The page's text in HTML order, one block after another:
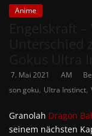
Anime
7. Mai 2021 AM
son goku, Ultra Instinct,
Granolah Dragon
seinem nächsten